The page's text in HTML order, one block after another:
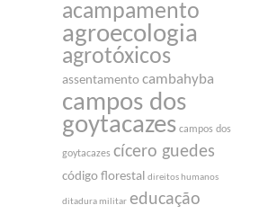
acampamento
agroecologia
agrotóxicos
assentamento cambahyba
campos dos
goytacazes campos dos
goytacazes cícero guedes
código florestal direitos humanos
ditadura militar educação